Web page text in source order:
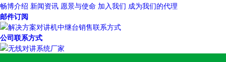
畅博介绍 新闻资讯 愿景与使命 加入我们 成为我们的代理
邮件订阅
公司联系方式